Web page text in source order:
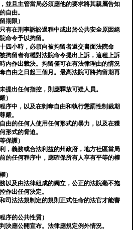
並且主管當局必須應他的要求將其親屬告知
自由。
期限）
有在刑事訴訟過程中或出於公共安全原因絕
命令予以拘留。
四小時，必須向被拘留者遞交書面法院命
拘留者有權對法院命令提出上訴，這種上訴
內作出裁決。拘留僅可在有法律理由的情況
自由之日起三個月。最高法院可將拘留期再
提出任何指控，則應釋放可疑人員。
）
序中，以及在剝奪自由和執行懲罰性制裁期
嚴。
由的任何人使用任何形式的暴力，以及在獲
形式的脅迫。
保護）
，義務或合法利益的州政府，地方社區當局
的任何程序中，應確保所有人享有平等的權
）
以及由法律組成的獨立，公正的法院毫不拖
作出任何決定。
司法法規制定的規則正式任命的法官才能審
序的公共性質）
決應公開宣布。法律應規定例外情況。